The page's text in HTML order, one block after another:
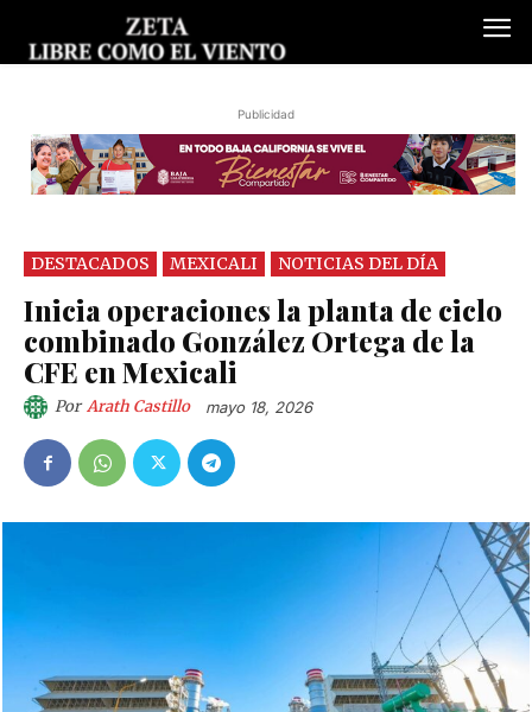
Publicidad
DESTACADOS MEXICALI NOTICIAS DEL DÍA
Inicia operaciones la planta de ciclo
combinado González Ortega de la
CFE en Mexicali
Por Arath Castillo mayo 18, 2026